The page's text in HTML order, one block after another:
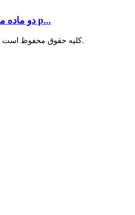
دو ماده معمول برای آسان p...
© Copyright - 2010-2024 : کلیه حقوق محفوظ است.